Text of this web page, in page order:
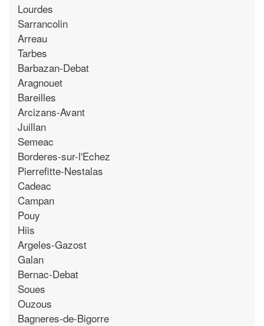
Lourdes
Sarrancolin
Arreau
Tarbes
Barbazan-Debat
Aragnouet
Bareilles
Arcizans-Avant
Juillan
Semeac
Borderes-sur-l'Echez
Pierrefitte-Nestalas
Cadeac
Campan
Pouy
Hiis
Argeles-Gazost
Galan
Bernac-Debat
Soues
Ouzous
Bagneres-de-Bigorre